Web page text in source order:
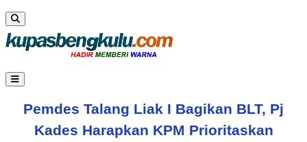
Pemdes Talang Liak I Bagikan BLT, Pj
Kades Harapkan KPM Prioritaskan